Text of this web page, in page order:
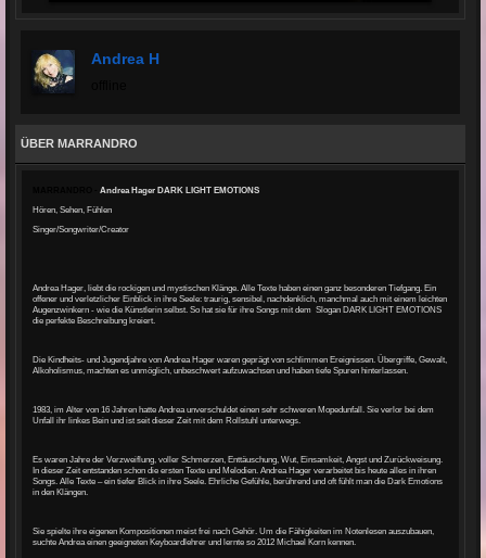
Andrea H
ÜBER MARRANDRO
MARRANDRO -Andrea Hager DARK LIGHT EMOTIONS
Hören, Sehen, Fühlen
Singer/Songwriter/Creator
Andrea Hager, liebt die rockigen und mystischen Klänge. Alle Texte haben einen ganz besonderen Tiefgang. Ein
offener und verletzlicher Einblick in ihre Seele: traurig, sensibel, nachdenklich, manchmal auch mit einem leichten
Augenzwinkern - wie die Künstlerin selbst. So hat sie für ihre Songs mit dem Slogan DARK LIGHT EMOTIONS
die perfekte Beschreibung kreiert.
Die Kindheits- und Jugendjahre von Andrea Hager waren geprägt von schlimmen Ereignissen. Übergriffe, Gewalt,
Alkoholismus, machten es unmöglich, unbeschwert aufzuwachsen und haben tiefe Spuren hinterlassen.
1983, im Alter von 16 Jahren hatte Andrea unverschuldet einen sehr schweren Mopedunfall. Sie verlor bei dem
Unfall ihr linkes Bein und ist seit dieser Zeit mit dem Rollstuhl unterwegs.
Es waren Jahre der Verzweiflung, voller Schmerzen, Enttäuschung, Wut, Einsamkeit, Angst und Zurückweisung.
In dieser Zeit entstanden schon die ersten Texte und Melodien. Andrea Hager verarbeitet bis heute alles in ihren
Songs. Alle Texte – ein tiefer Blick in ihre Seele. Ehrliche Gefühle, berührend und oft fühlt man die Dark Emotions
in den Klängen.
Sie spielte ihre eigenen Kompositionen meist frei nach Gehör. Um die Fähigkeiten im Notenlesen auszubauen,
suchte Andrea einen geeigneten Keyboardlehrer und lernte so 2012 Michael Korn kennen.